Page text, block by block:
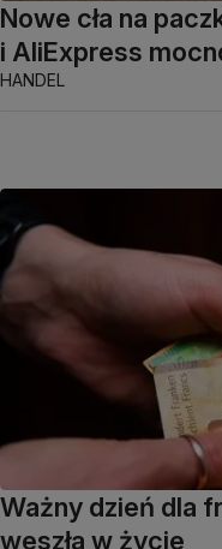
Nowe cła na
i AliExpress
HANDEL
Ważny dzień dla
weszła w życie